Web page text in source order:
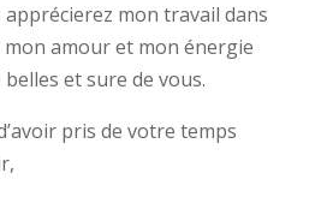
apprécierez mon travail dans
amour et mon énergie
et sure de vous.
pris de votre temps